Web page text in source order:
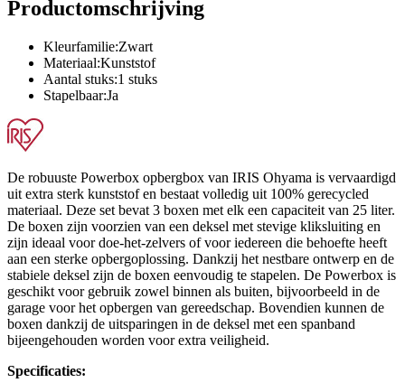
Productomschrijving
Kleurfamilie:Zwart
Materiaal:Kunststof
Aantal stuks:1 stuks
Stapelbaar:Ja
De robuuste Powerbox opbergbox van IRIS Ohyama is vervaardigd
uit extra sterk kunststof en bestaat volledig uit 100% gerecycled
materiaal. Deze set bevat 3 boxen met elk een capaciteit van 25 liter.
De boxen zijn voorzien van een deksel met stevige kliksluiting en
zijn ideaal voor doe-het-zelvers of voor iedereen die behoefte heeft
aan een sterke opbergoplossing. Dankzij het nestbare ontwerp en de
stabiele deksel zijn de boxen eenvoudig te stapelen. De Powerbox is
geschikt voor gebruik zowel binnen als buiten, bijvoorbeeld in de
garage voor het opbergen van gereedschap. Bovendien kunnen de
boxen dankzij de uitsparingen in de deksel met een spanband
bijeengehouden worden voor extra veiligheid.
Specificaties: